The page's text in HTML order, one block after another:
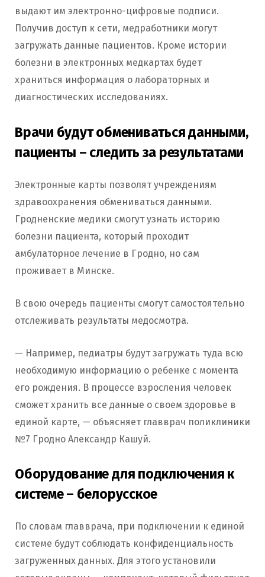
выдают им электронно-цифровые подписи.
Получив доступ к сети, медработники могут
загружать данные пациентов. Кроме истории
болезни в электронных медкартах будет
храниться информация о лабораторных и
диагностических исследованиях.
Врачи будут обмениваться данными,
пациенты – следить за результатами
Электронные карты позволят учреждениям
здравоохранения обмениваться данными.
Гродненские медики смогут узнать историю
болезни пациента, который проходит
амбулаторное лечение в Гродно, но сам
проживает в Минске.
В свою очередь пациенты смогут самостоятельно
отслеживать результаты медосмотра.
— Например, педиатры будут загружать туда всю
необходимую информацию о ребенке с момента
его рождения. В процессе взросления человек
сможет хранить все данные о своем здоровье в
единой карте, — объясняет главврач поликлиники
№7 Гродно Александр Кашуй.
Оборудование для подключения к
системе – белорусское
По словам главврача, при подключении к единой
системе будут соблюдать конфиденциальность
загруженных данных. Для этого установили